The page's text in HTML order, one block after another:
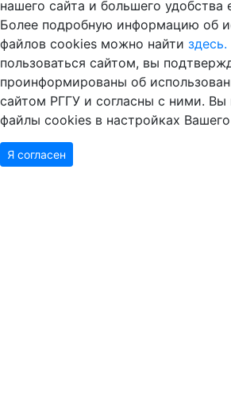
нашего сайта и большего удобства
Более подробную информацию об
файлов cookies можно найти здесь.
пользоваться сайтом, вы
проинформированы об
сайтом РГГУ и согласны с ними.
файлы cookies в настройках Вашего
Я согласен